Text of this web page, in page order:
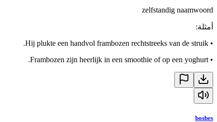
zelfstandig naamwoord
أمثلة:
•
Hij plukte een handvol frambozen rechtstreeks van de struik.
•
Frambozen zijn heerlijk in een smoothie of op een yoghurt.
bosbes